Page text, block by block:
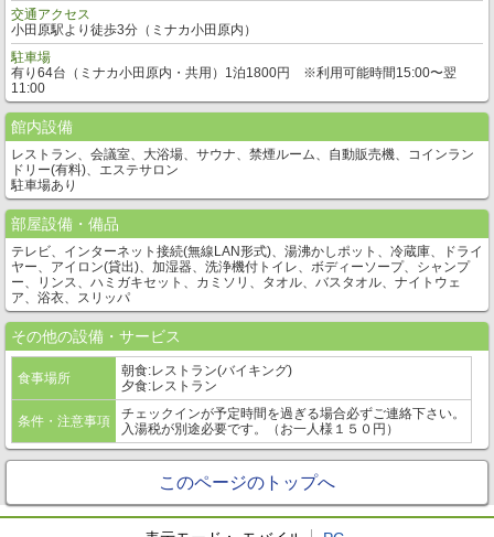
交通アクセス
小田原駅より徒歩3分（ミナカ小田原内）
駐車場
有り64台（ミナカ小田原内・共用）1泊1800円 ※利用可能時間15:00〜翌
11:00
館内設備
レストラン、会議室、大浴場、サウナ、禁煙ルーム、自動販売機、コインラン
ドリー(有料)、エステサロン
駐車場あり
部屋設備・備品
テレビ、インターネット接続(無線LAN形式)、湯沸かしポット、冷蔵庫、ドライ
ヤー、アイロン(貸出)、加湿器、洗浄機付トイレ、ボディーソープ、シャンプ
ー、リンス、ハミガキセット、カミソリ、タオル、バスタオル、ナイトウェ
ア、浴衣、スリッパ
その他の設備・サービス
食事場所
朝食:レストラン(バイキング)
夕食:レストラン
条件・注意事項
チェックインが予定時間を過ぎる場合必ずご連絡下さい。
入湯税が別途必要です。（お一人様１５０円）
このページのトップへ